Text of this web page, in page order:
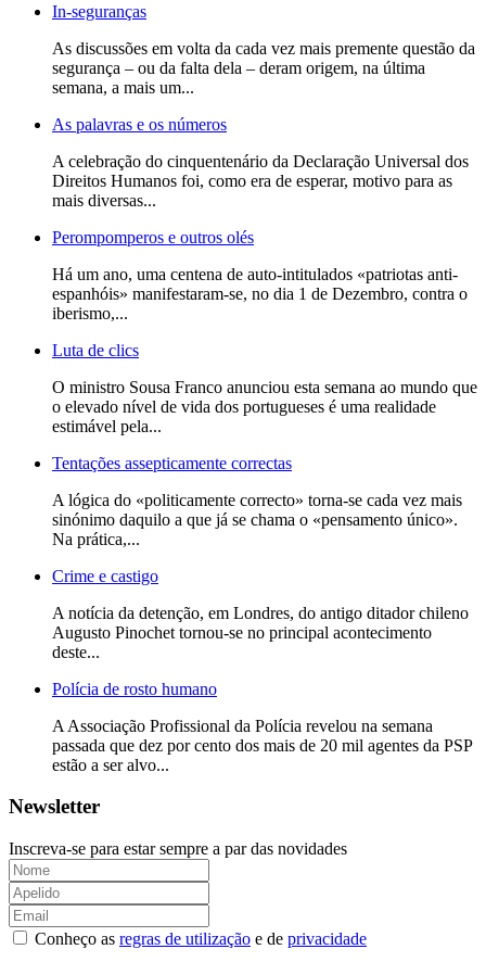
In-seguranças
As discussões em volta da cada vez mais premente questão da
segurança – ou da falta dela – deram origem, na última
semana, a mais um...
As palavras e os números
A celebração do cinquentenário da Declaração Universal dos
Direitos Humanos foi, como era de esperar, motivo para as
mais diversas...
Perompomperos e outros olés
Há um ano, uma centena de auto-intitulados «patriotas anti-
espanhóis» manifestaram-se, no dia 1 de Dezembro, contra o
iberismo,...
Luta de clics
O ministro Sousa Franco anunciou esta semana ao mundo que
o elevado nível de vida dos portugueses é uma realidade
estimável pela...
Tentações assepticamente correctas
A lógica do «politicamente correcto» torna-se cada vez mais
sinónimo daquilo a que já se chama o «pensamento único».
Na prática,...
Crime e castigo
A notícia da detenção, em Londres, do antigo ditador chileno
Augusto Pinochet tornou-se no principal acontecimento
deste...
Polícia de rosto humano
A Associação Profissional da Polícia revelou na semana
passada que dez por cento dos mais de 20 mil agentes da PSP
estão a ser alvo...
Newsletter
Inscreva-se para estar sempre a par das novidades
Conheço as regras de utilização e de privacidade